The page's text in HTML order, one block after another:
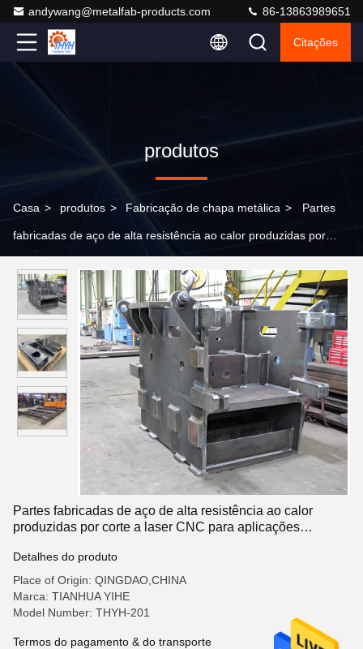
andywang@metalfab-products.com 86-13863989651
Citações
produtos
Casa > produtos > Fabricação de chapa metálica > Partes
fabricadas de aço de alta resistência ao calor produzidas por
Partes fabricadas de aço de alta resistência ao calor
produzidas por corte a laser CNC para aplicações
Detalhes do produto
Place of Origin: QINGDAO,CHINA
Marca: TIANHUA YIHE
Model Number: THYH-201
Termos do pagamento & do transporte